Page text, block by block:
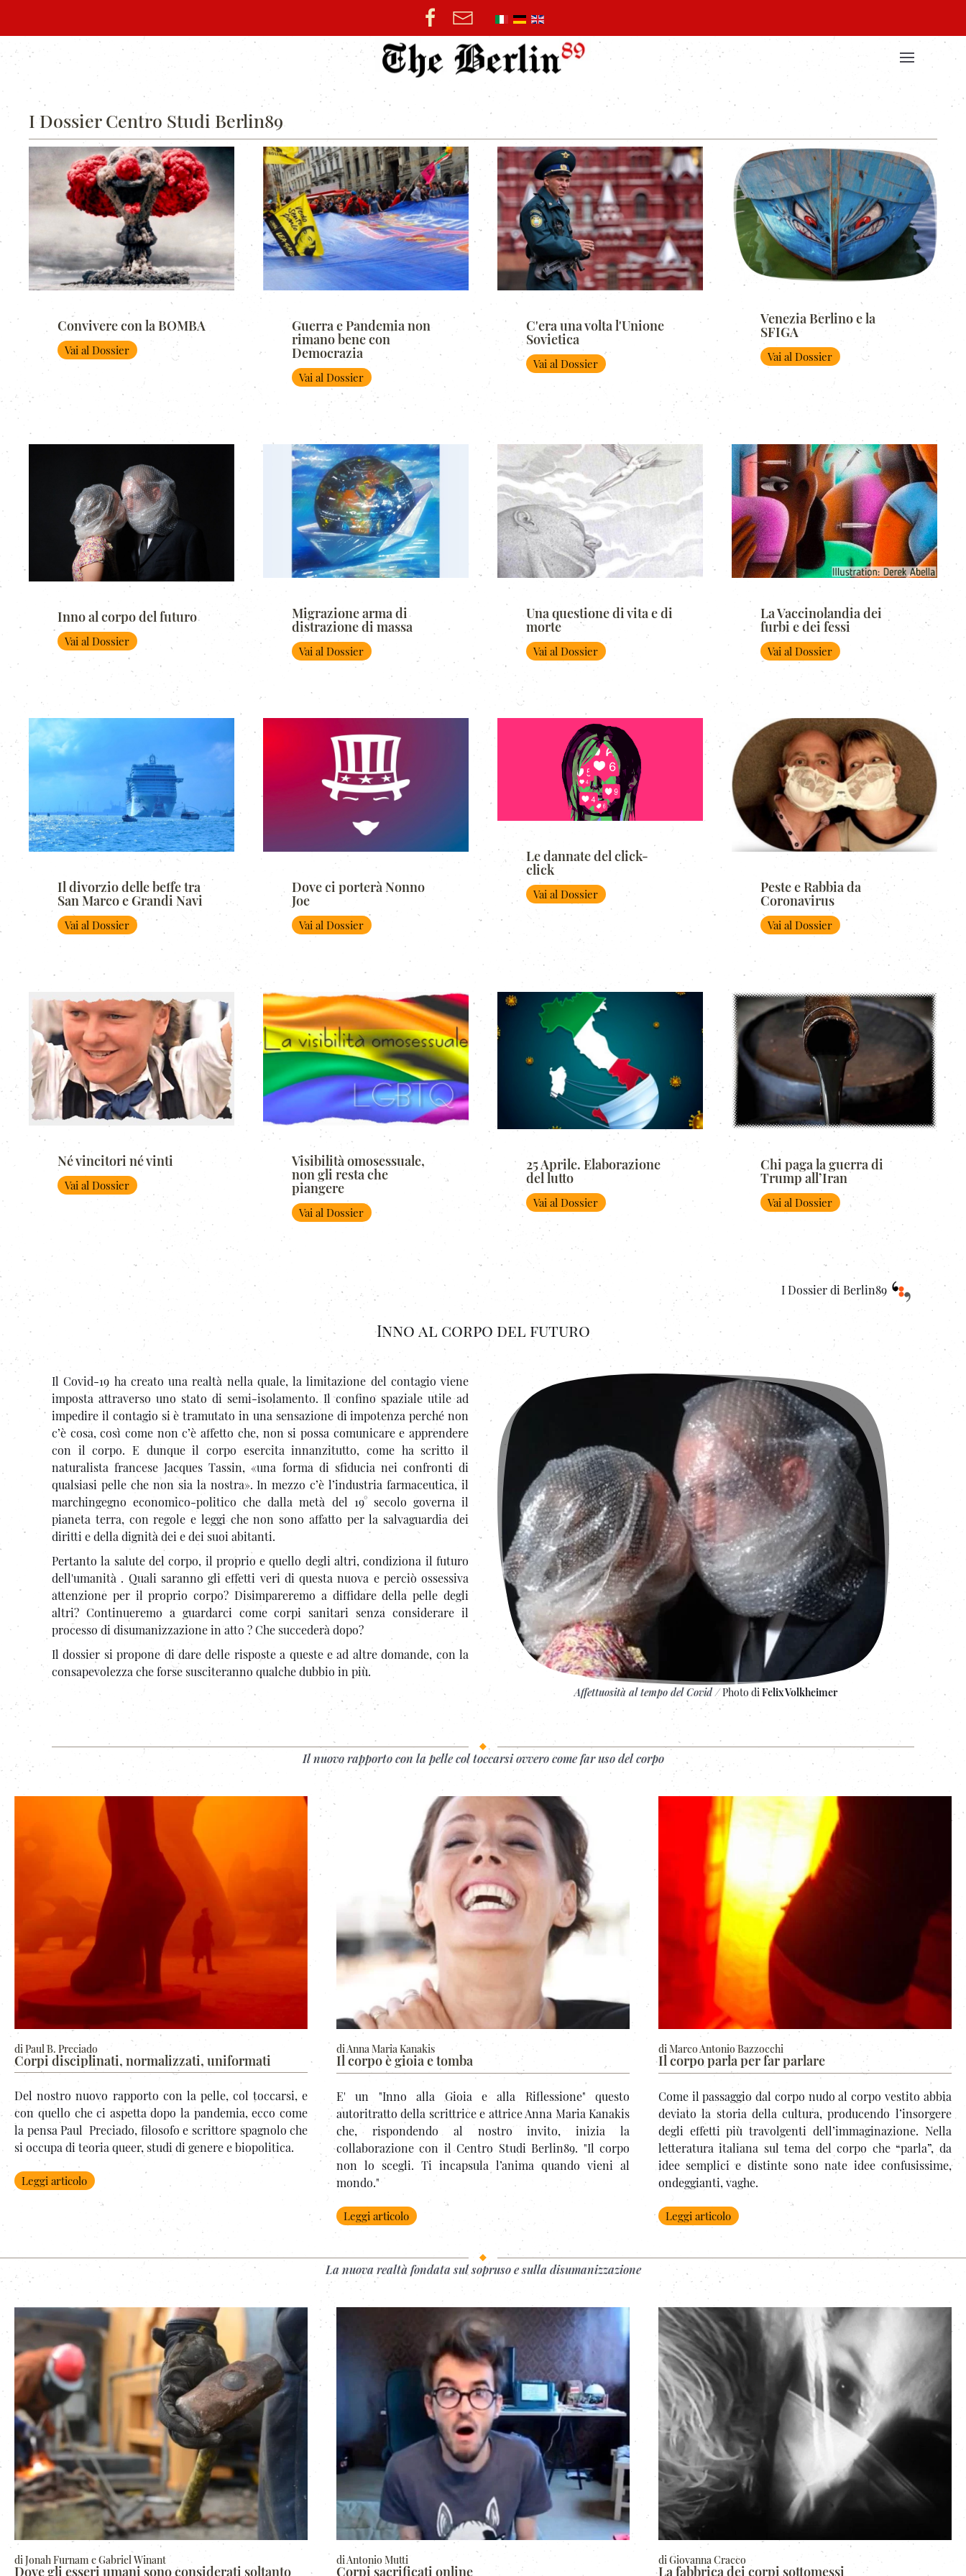
I Dossier Centro Studi Berlin89
Convivere con la BOMBA
Vai al Dossier
Guerra e Pandemia non
rimano bene con
Democrazia
Vai al Dossier
C'era una volta l'Unione
Sovietica
Vai al Dossier
Venezia Berlino e la
SFIGA
Vai al Dossier
Inno al corpo del futuro
Vai al Dossier
Migrazione arma di
distrazione di massa
Vai al Dossier
Una questione di vita e di
morte
Vai al Dossier
La Vaccinolandia dei
furbi e dei fessi
Vai al Dossier
Il divorzio delle beffe tra
San Marco e Grandi Navi
Vai al Dossier
Dove ci porterà Nonno
Joe
Vai al Dossier
Le dannate del click-
click
Vai al Dossier Peste e Rabbia da
Coronavirus
Vai al Dossier
Né vincitori né vinti
Vai al Dossier
Visibilità omosessuale,
non gli resta che
piangere
Vai al Dossier
25 Aprile. Elaborazione
del lutto
Vai al Dossier
Chi paga la guerra di
Trump all’Iran
Vai al Dossier
I Dossier di Berlin89
Inno al corpo del futuro
Il Covid-19 ha creato una realtà nella quale, la limitazione del contagio viene
imposta attraverso uno stato di semi-isolamento. Il confino spaziale utile ad
impedire il contagio si è tramutato in una sensazione di impotenza perché non
c’è cosa, così come non c’è affetto che, non si possa comunicare e apprendere
con il corpo. E dunque il corpo esercita innanzitutto, come ha scritto il
naturalista francese Jacques Tassin, «una forma di sfiducia nei confronti di
qualsiasi pelle che non sia la nostra». In mezzo c’è l’industria farmaceutica, il
marchingegno economico-politico che dalla metà del 19° secolo governa il
pianeta terra, con regole e leggi che non sono affatto per la salvaguardia dei
diritti e della dignità dei e dei suoi abitanti.
Pertanto la salute del corpo, il proprio e quello degli altri, condiziona il futuro
dell'umanità . Quali saranno gli effetti veri di questa nuova e perciò ossessiva
attenzione per il proprio corpo? Disimpareremo a diffidare della pelle degli
altri? Continueremo a guardarci come corpi sanitari senza considerare il
processo di disumanizzazione in atto ? Che succederà dopo?
Il dossier si propone di dare delle risposte a queste e ad altre domande, con la
consapevolezza che forse susciteranno qualche dubbio in più.
Affettuosità al tempo del Covid/Photo di Felix Volkheimer
Il nuovo rapporto con la pelle col toccarsi ovvero come far uso del corpo
di Paul B. Preciado
Corpi disciplinati, normalizzati, uniformati
Del nostro nuovo rapporto con la pelle, col toccarsi, e
con quello che ci aspetta dopo la pandemia, ecco come
la pensa Paul Preciado, filosofo e scrittore spagnolo che
si occupa di teoria queer, studi di genere e biopolitica.
Leggi articolo
di Anna Maria Kanakis
Il corpo è gioia e tomba
E' un "Inno alla Gioia e alla Riflessione" questo
autoritratto della scrittrice e attrice Anna Maria Kanakis
che, rispondendo al nostro invito, inizia la
collaborazione con il Centro Studi Berlin89. "Il corpo
non lo scegli. Ti incapsula l’anima quando vieni al
mondo."
Leggi articolo
di Marco Antonio Bazzocchi
Il corpo parla per far parlare
Come il passaggio dal corpo nudo al corpo vestito abbia
deviato la storia della cultura, producendo l’insorgere
degli effetti più travolgenti dell’immaginazione. Nella
letteratura italiana sul tema del corpo che “parla”, da
idee semplici e distinte sono nate idee confusissime,
ondeggianti, vaghe.
Leggi articolo
La nuova realtà fondata sul sopruso e sulla disumanizzazione
di Jonah Furnam e Gabriel Winant
Dove gli esseri umani sono considerati soltanto
di Antonio Mutti
Corpi sacrificati online
di Giovanna Cracco
La fabbrica dei corpi sottomessi